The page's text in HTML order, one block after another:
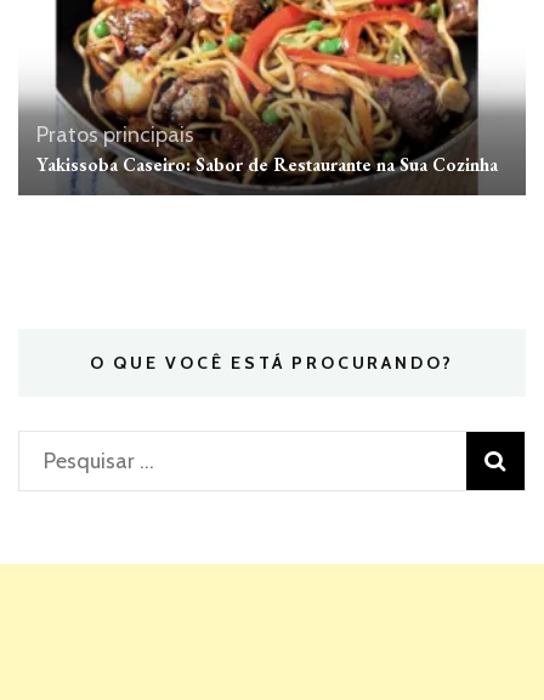
Pratos principais
Yakissoba Caseiro: Sabor de Restaurante na Sua Cozinha
O QUE VOCÊ ESTÁ PROCURANDO?
Pesquisar
por: